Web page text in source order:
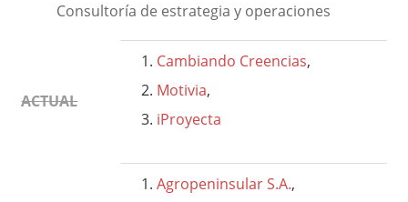
Consultoría de estrategia y operaciones
ACTUAL
Cambiando Creencias,
Motivia,
iProyecta
Agropeninsular S.A.,